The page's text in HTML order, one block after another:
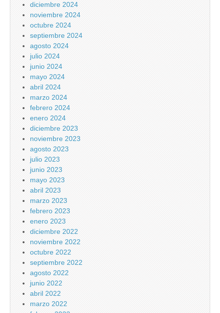
diciembre 2024
noviembre 2024
octubre 2024
septiembre 2024
agosto 2024
julio 2024
junio 2024
mayo 2024
abril 2024
marzo 2024
febrero 2024
enero 2024
diciembre 2023
noviembre 2023
agosto 2023
julio 2023
junio 2023
mayo 2023
abril 2023
marzo 2023
febrero 2023
enero 2023
diciembre 2022
noviembre 2022
octubre 2022
septiembre 2022
agosto 2022
junio 2022
abril 2022
marzo 2022